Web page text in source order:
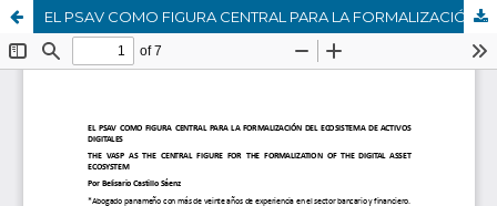
EL PSAV COMO FIGURA CENTRAL PARA LA FORMALIZACIÓN DEL ECOSISTEMA DE ACTIVOS DIGITALES